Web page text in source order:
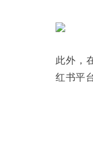
此外，
红书平